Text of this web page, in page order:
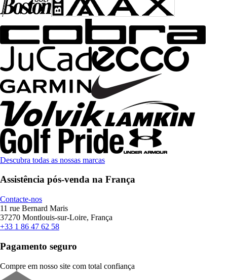
Descubra todas as nossas marcas
Assistência pós-venda na França
Contacte-nos
11 rue Bernard Maris
37270 Montlouis-sur-Loire, França
+33 1 86 47 62 58
Pagamento seguro
Compre em nosso site com total confiança